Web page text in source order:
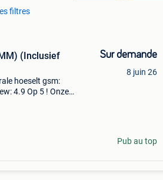
filtres
(Inclusief
hoeselt gsm:
4.9 Op 5 ! Onze
Sur demande
8 juin 26
Pub au top